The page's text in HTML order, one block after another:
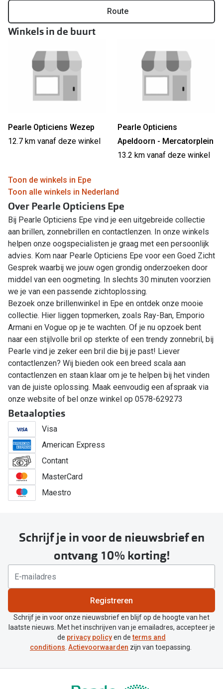
Route
Winkels in de buurt
Pearle Opticiens Wezep
12.7 km vanaf deze winkel
Pearle Opticiens
Apeldoorn - Mercatorplein
13.2 km vanaf deze winkel
Toon de winkels in Epe
Toon alle winkels in Nederland
Over Pearle Opticiens Epe
Bij Pearle Opticiens Epe vind je een uitgebreide collectie
aan brillen, zonnebrillen en contactlenzen. In onze winkels
helpen onze oogspecialisten je graag met een persoonlijk
advies. Kom naar Pearle Opticiens Epe voor een Goed Zicht
Gesprek waarbij we jouw ogen grondig onderzoeken door
middel van een oogmeting. In slechts 30 minuten voorzien
we je van een passende zichtoplossing.
Bezoek onze brillenwinkel in Epe en ontdek onze mooie
collectie. Hier liggen topmerken, zoals Ray-Ban, Emporio
Armani en Vogue op je te wachten. Of je nu opzoek bent
naar een stijlvolle bril op sterkte of een trendy zonnebril, bij
Pearle vind je zeker een bril die bij je past! Liever
contactlenzen? Wij bieden ook een breed scala aan
contactlenzen en staan klaar om je te helpen bij het vinden
van de juiste oplossing. Maak eenvoudig een afspraak via
onze website of bel onze winkel op 0578-629273
Betaalopties
Visa
American Express
Contant
MasterCard
Maestro
Schrijf je in voor de nieuwsbrief en
ontvang 10% korting!
Registreren
Schrijf je in voor onze nieuwsbrief en blijf op de hoogte van het
laatste nieuws. Met het inschrijven van je emailadres, accepteer je
de privacy policyen determs and
conditions. Actievoorwaarden zijn van toepassing.